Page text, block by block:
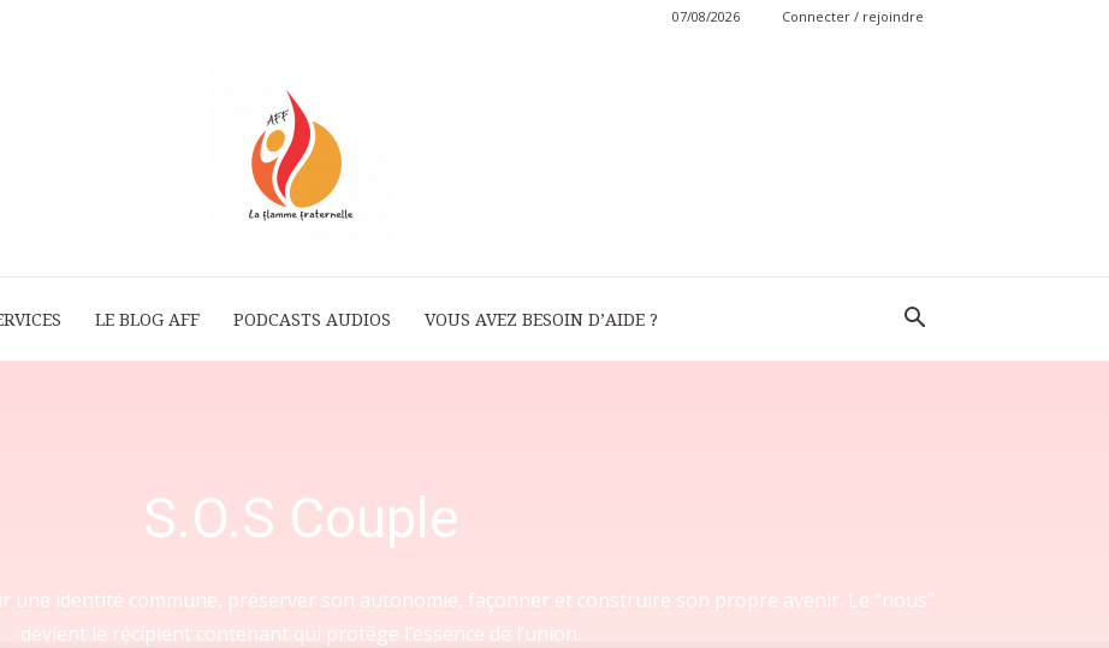
07/08/2026 Connecter / rejoindre
La
Fraternelle
LE BLOG AFF PODCASTS AUDIOS VOUS AVEZ BESOIN D’AIDE ?
S.O.S Couple
une identité commune, préserver son autonomie, façonner et construire son propre avenir. Le “nous”
devient le récipient contenant qui protège l’essence de l’union.